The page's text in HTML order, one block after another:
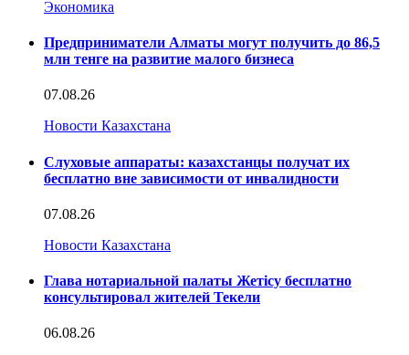
Экономика
Предприниматели Алматы могут получить до 86,5
млн тенге на развитие малого бизнеса
07.08.26
Новости Казахстана
Слуховые аппараты: казахстанцы получат их
бесплатно вне зависимости от инвалидности
07.08.26
Новости Казахстана
Глава нотариальной палаты Жетісу бесплатно
консультировал жителей Текели
06.08.26